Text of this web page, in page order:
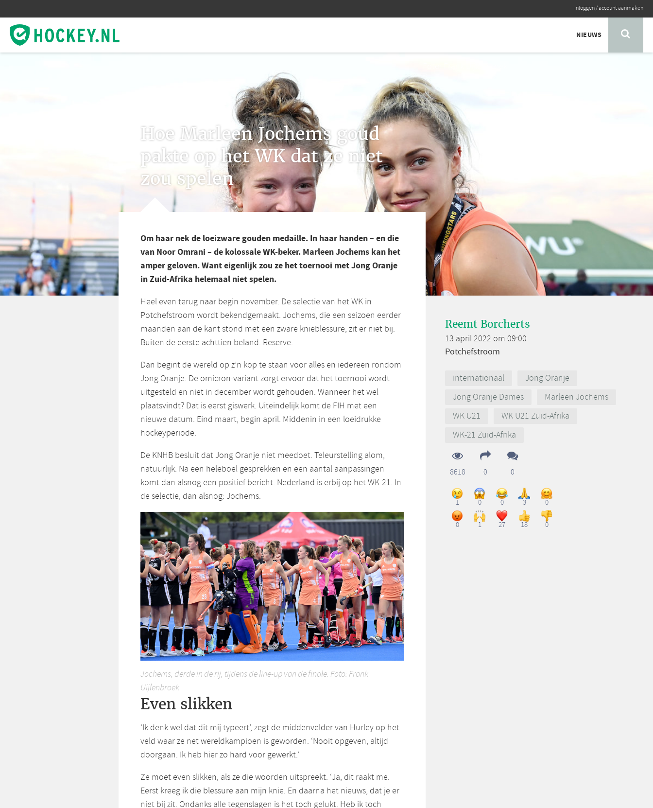
inloggen/account aanmaken
NIEUWS
Hoe Marleen Jochems goud
pakte op het WK dat ze niet
zou spelen
Om haar nek de loeizware gouden medaille. In haar handen – en die
van Noor Omrani – de kolossale WK-beker. Marleen Jochems kan het
amper geloven. Want eigenlijk zou ze het toernooi met Jong Oranje
in Zuid-Afrika helemaal niet spelen.
Heel even terug naar begin november. De selectie van het WK in
Potchefstroom wordt bekendgemaakt. Jochems, die een seizoen eerder
maanden aan de kant stond met een zware knieblessure, zit er niet bij.
Buiten de eerste achttien beland. Reserve.
Dan begint de wereld op z’n kop te staan voor alles en iedereen rondom
Jong Oranje. De omicron-variant zorgt ervoor dat het toernooi wordt
uitgesteld en niet in december wordt gehouden. Wanneer het wel
plaatsvindt? Dat is eerst giswerk. Uiteindelijk komt de FIH met een
nieuwe datum. Eind maart, begin april. Middenin in een loeidrukke
hockeyperiode.
De KNHB besluit dat Jong Oranje niet meedoet. Teleurstelling alom,
natuurlijk. Na een heleboel gesprekken en een aantal aanpassingen
komt dan alsnog een positief bericht. Nederland is erbij op het WK-21. In
de selectie, dan alsnog: Jochems.
Jochems, derde in de rij, tijdens de line-up van de finale. Foto: Frank
Uijlenbroek
Even slikken
‘Ik denk wel dat dit mij typeert’, zegt de middenvelder van Hurley op het
veld waar ze net wereldkampioen is geworden. ‘Nooit opgeven, altijd
doorgaan. Ik heb hier zo hard voor gewerkt.’
Ze moet even slikken, als ze die woorden uitspreekt. ‘Ja, dit raakt me.
Eerst kreeg ik die blessure aan mijn knie. En daarna het nieuws, dat je er
niet bij zit. Ondanks alle tegenslagen is het toch gelukt. Heb ik toch
Reemt Borcherts
13 april 2022 om 09:00
Potchefstroom
internationaal
Jong Oranje
Jong Oranje Dames
Marleen Jochems
WK U21
WK U21 Zuid-Afrika
WK-21 Zuid-Afrika
8618 0 0
1 0 0 3 0
0 1 27 18 0